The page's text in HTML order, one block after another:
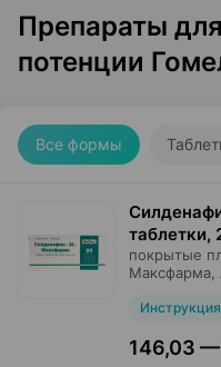
Препараты
потенции
Все формы
таблетки,
покрытые
Максфарма
Инструкция
146,03